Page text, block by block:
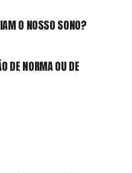
O NOSSO SONO?
DE NORMA OU DE